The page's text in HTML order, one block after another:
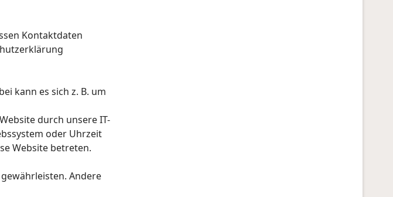
Kontaktdaten
kann es sich z. B. um
durch unsere IT-
oder Uhrzeit
Website betreten.
Andere